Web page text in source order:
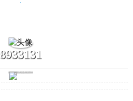
8933131
发消息